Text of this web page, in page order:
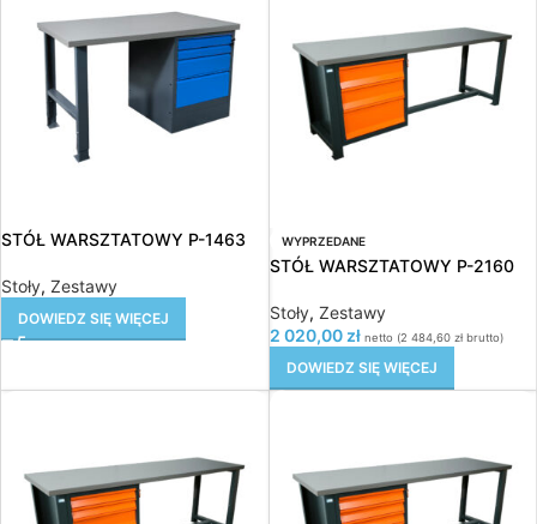
STÓŁ WARSZTATOWY P-1463
Stoły, Zestawy
DOWIEDZ SIĘ WIĘCEJ
WYPRZEDANE
STÓŁ WARSZTATOWY P-2160
Stoły, Zestawy
2 020,00 zł netto (2 484,60 złbrutto)
DOWIEDZ SIĘ WIĘCEJ